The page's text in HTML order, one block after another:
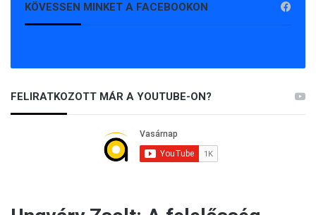
KÖVESSEN MINKET A FACEBOOKON
FELIRATKOZOTT MÁR A YOUTUBE-ON?